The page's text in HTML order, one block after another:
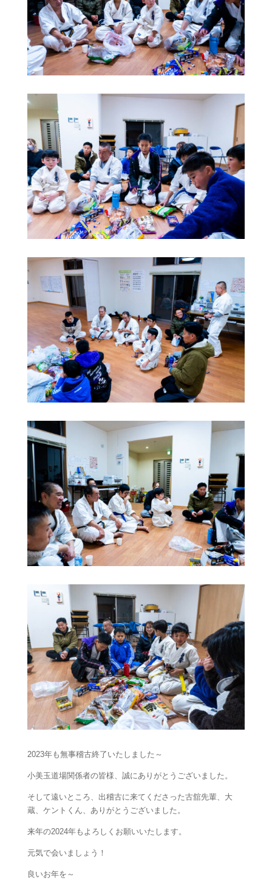
2023年も無事稽古終了いたしました～
小美玉道場関係者の皆様、誠にありがとうございました。
そして遠いところ、出稽古に来てくださった古舘先輩、大
蔵、ケントくん、ありがとうございました。
来年の2024年もよろしくお願いいたします。
元気で会いましょう！
良いお年を～